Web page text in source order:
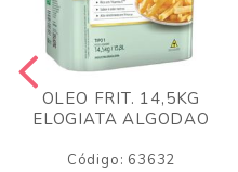
OLEO FRIT. 14,5KG
ELOGIATA ALGODAO
Código: 63632